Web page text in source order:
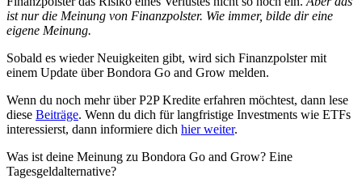
ist nur die Meinung von Finanzpolster. Wie immer, bilde dir eine
eigene Meinung.
Sobald es wieder Neuigkeiten gibt, wird sich Finanzpolster mit
einem Update über Bondora Go and Grow melden.
Wenn du noch mehr über P2P Kredite erfahren möchtest, dann lese
diese Beiträge. Wenn du dich für langfristige Investments wie ETFs
interessierst, dann informiere dich hier weiter.
Was ist deine Meinung zu Bondora Go and Grow? Eine
Tagesgeldalternative?